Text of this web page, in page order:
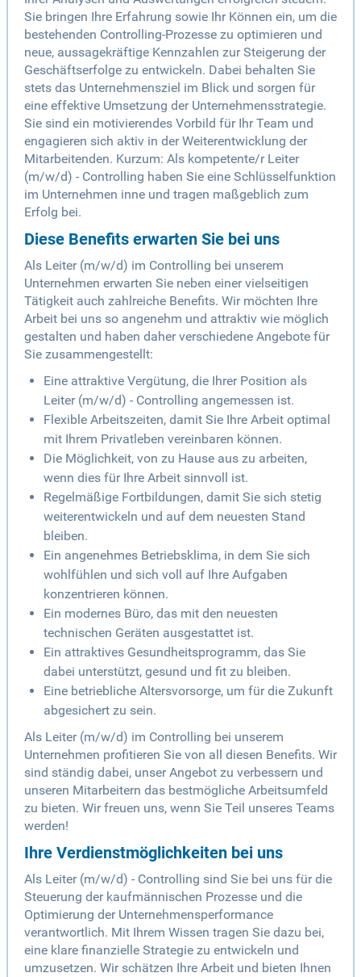
Sie bringen Ihre Erfahrung sowie Ihr Können ein, um die
bestehenden Controlling-Prozesse zu optimieren und
neue, aussagekräftige Kennzahlen zur Steigerung der
Geschäftserfolge zu entwickeln. Dabei behalten Sie
stets das Unternehmensziel im Blick und sorgen für
eine effektive Umsetzung der Unternehmensstrategie.
Sie sind ein motivierendes Vorbild für Ihr Team und
engagieren sich aktiv in der Weiterentwicklung der
Mitarbeitenden. Kurzum: Als kompetente/r Leiter
(m/w/d) - Controlling haben Sie eine Schlüsselfunktion
im Unternehmen inne und tragen maßgeblich zum
Erfolg bei.
Diese Benefits erwarten Sie bei uns
Als Leiter (m/w/d) im Controlling bei unserem
Unternehmen erwarten Sie neben einer vielseitigen
Tätigkeit auch zahlreiche Benefits. Wir möchten Ihre
Arbeit bei uns so angenehm und attraktiv wie möglich
gestalten und haben daher verschiedene Angebote für
Sie zusammengestellt:
Eine attraktive Vergütung, die Ihrer Position als
Leiter (m/w/d) - Controlling angemessen ist.
Flexible Arbeitszeiten, damit Sie Ihre Arbeit optimal
mit Ihrem Privatleben vereinbaren können.
Die Möglichkeit, von zu Hause aus zu arbeiten,
wenn dies für Ihre Arbeit sinnvoll ist.
Regelmäßige Fortbildungen, damit Sie sich stetig
weiterentwickeln und auf dem neuesten Stand
bleiben.
Ein angenehmes Betriebsklima, in dem Sie sich
wohlfühlen und sich voll auf Ihre Aufgaben
konzentrieren können.
Ein modernes Büro, das mit den neuesten
technischen Geräten ausgestattet ist.
Ein attraktives Gesundheitsprogramm, das Sie
dabei unterstützt, gesund und fit zu bleiben.
Eine betriebliche Altersvorsorge, um für die Zukunft
abgesichert zu sein.
Als Leiter (m/w/d) im Controlling bei unserem
Unternehmen profitieren Sie von all diesen Benefits. Wir
sind ständig dabei, unser Angebot zu verbessern und
unseren Mitarbeitern das bestmögliche Arbeitsumfeld
zu bieten. Wir freuen uns, wenn Sie Teil unseres Teams
werden!
Ihre Verdienstmöglichkeiten bei uns
Als Leiter (m/w/d) - Controlling sind Sie bei uns für die
Steuerung der kaufmännischen Prozesse und die
Optimierung der Unternehmensperformance
verantwortlich. Mit Ihrem Wissen tragen Sie dazu bei,
eine klare finanzielle Strategie zu entwickeln und
umzusetzen. Wir schätzen Ihre Arbeit und bieten Ihnen